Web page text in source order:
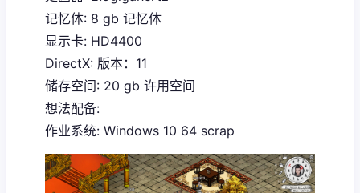
记忆体: 8 gb 记忆体
显示卡: HD4400
DirectX: 版本：11
储存空间: 20 gb 许用空间
想法配备:
作业系统: Windows 10 64 scrap